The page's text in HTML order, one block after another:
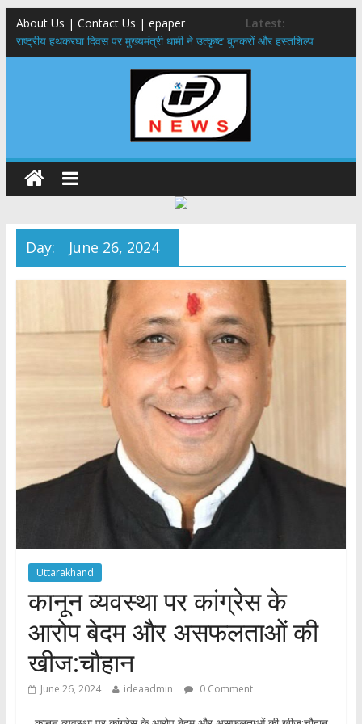
About Us | Contact Us | epaper
Latest:
राष्ट्रीय हथकरघा दिवस पर मुख्यमंत्री धामी ने उत्कृष्ट बुनकरों और हस्तशिल्प
कारीगरों को किया सम्मानित
मुख्यमंत्री ने उत्तराखण्ड क्षत्रिय कल्याण समिति की वेबसाइट एवं क्षत्रिय जागरण
मुख्यमंत्री ने हर घर तिरंगा यात्रा कार्यक्रम में किया प्रतिभाग,मुख्यमंत्री ने
प्रदेशवासियों से स्वतंत्रता दिवस पर अपने घरों में तिरंगा फहराने का किया आवाह्न
नंदा की चौकी पुल हादसा: PWD के EE, AE और JE निलंबित, सीएम धामी के निर्देश
पर सख्त कार्रवाई
मुख्यमंत्री ने 9 लाख 87 हजार17 पेंशन लाभार्थियों को कुल 146 करोड़ 32 लाख
की पेंशन राशि का किया भुगतान
Day: June 26, 2024
Uttarakhand
कानून व्यवस्था पर कांग्रेस के
आरोप बेदम और असफलताओं की
खीज:चौहान
June 26, 2024 ideaadmin 0 Comment